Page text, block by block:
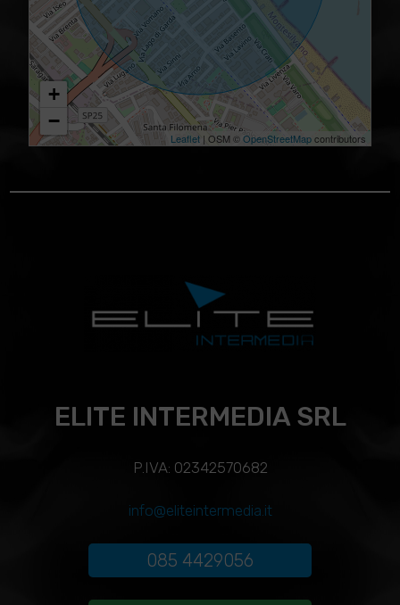
+
−
Leaflet| OSM ©OpenStreetMapcontributors
ELITE INTERMEDIA SRL
P.IVA: 02342570682
info@eliteintermedia.it
085 4429056